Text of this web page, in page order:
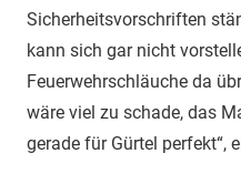
Sicherheitsvorschriften
kann sich gar nicht
Feuerwehrschläuche da
wäre viel zu schade, das
gerade für Gürtel perfekt“,